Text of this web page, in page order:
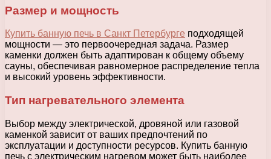
Размер и мощность
Купить банную печь в Санкт Петербурге подходящей
мощности — это первоочередная задача. Размер
каменки должен быть адаптирован к общему объему
сауны, обеспечивая равномерное распределение тепла
и высокий уровень эффективности.
Тип нагревательного элемента
Выбор между электрической, дровяной или газовой
каменкой зависит от ваших предпочтений по
эксплуатации и доступности ресурсов. Купить банную
печь с электрическим нагревом может быть наиболее